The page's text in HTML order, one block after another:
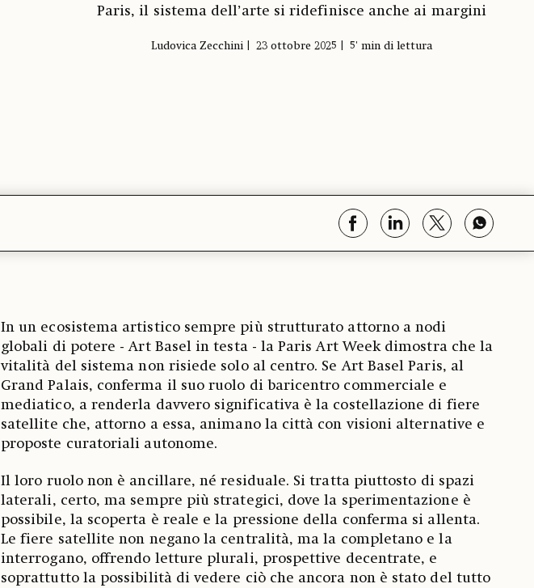
Paris, il sistema dell’arte si ridefinisce anche ai margini
Ludovica Zecchini 23 ottobre 2025 5' min di lettura
In un ecosistema artistico sempre più strutturato attorno a nodi
globali di potere - Art Basel in testa - la Paris Art Week dimostra che la
vitalità del sistema non risiede solo al centro. Se Art Basel Paris, al
Grand Palais, conferma il suo ruolo di baricentro commerciale e
mediatico, a renderla davvero significativa è la costellazione di fiere
satellite che, attorno a essa, animano la città con visioni alternative e
proposte curatoriali autonome.
Il loro ruolo non è ancillare, né residuale. Si tratta piuttosto di spazi
laterali, certo, ma sempre più strategici, dove la sperimentazione è
possibile, la scoperta è reale e la pressione della conferma si allenta.
Le fiere satellite non negano la centralità, ma la completano e la
interrogano, offrendo letture plurali, prospettive decentrate, e
soprattutto la possibilità di vedere ciò che ancora non è stato del tutto